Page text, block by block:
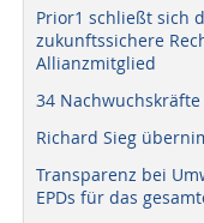
Prior1 schließt sich
zukunftssichere
Allianzmitglied
34
Richard Sieg
Transparenz bei
EPDs für das